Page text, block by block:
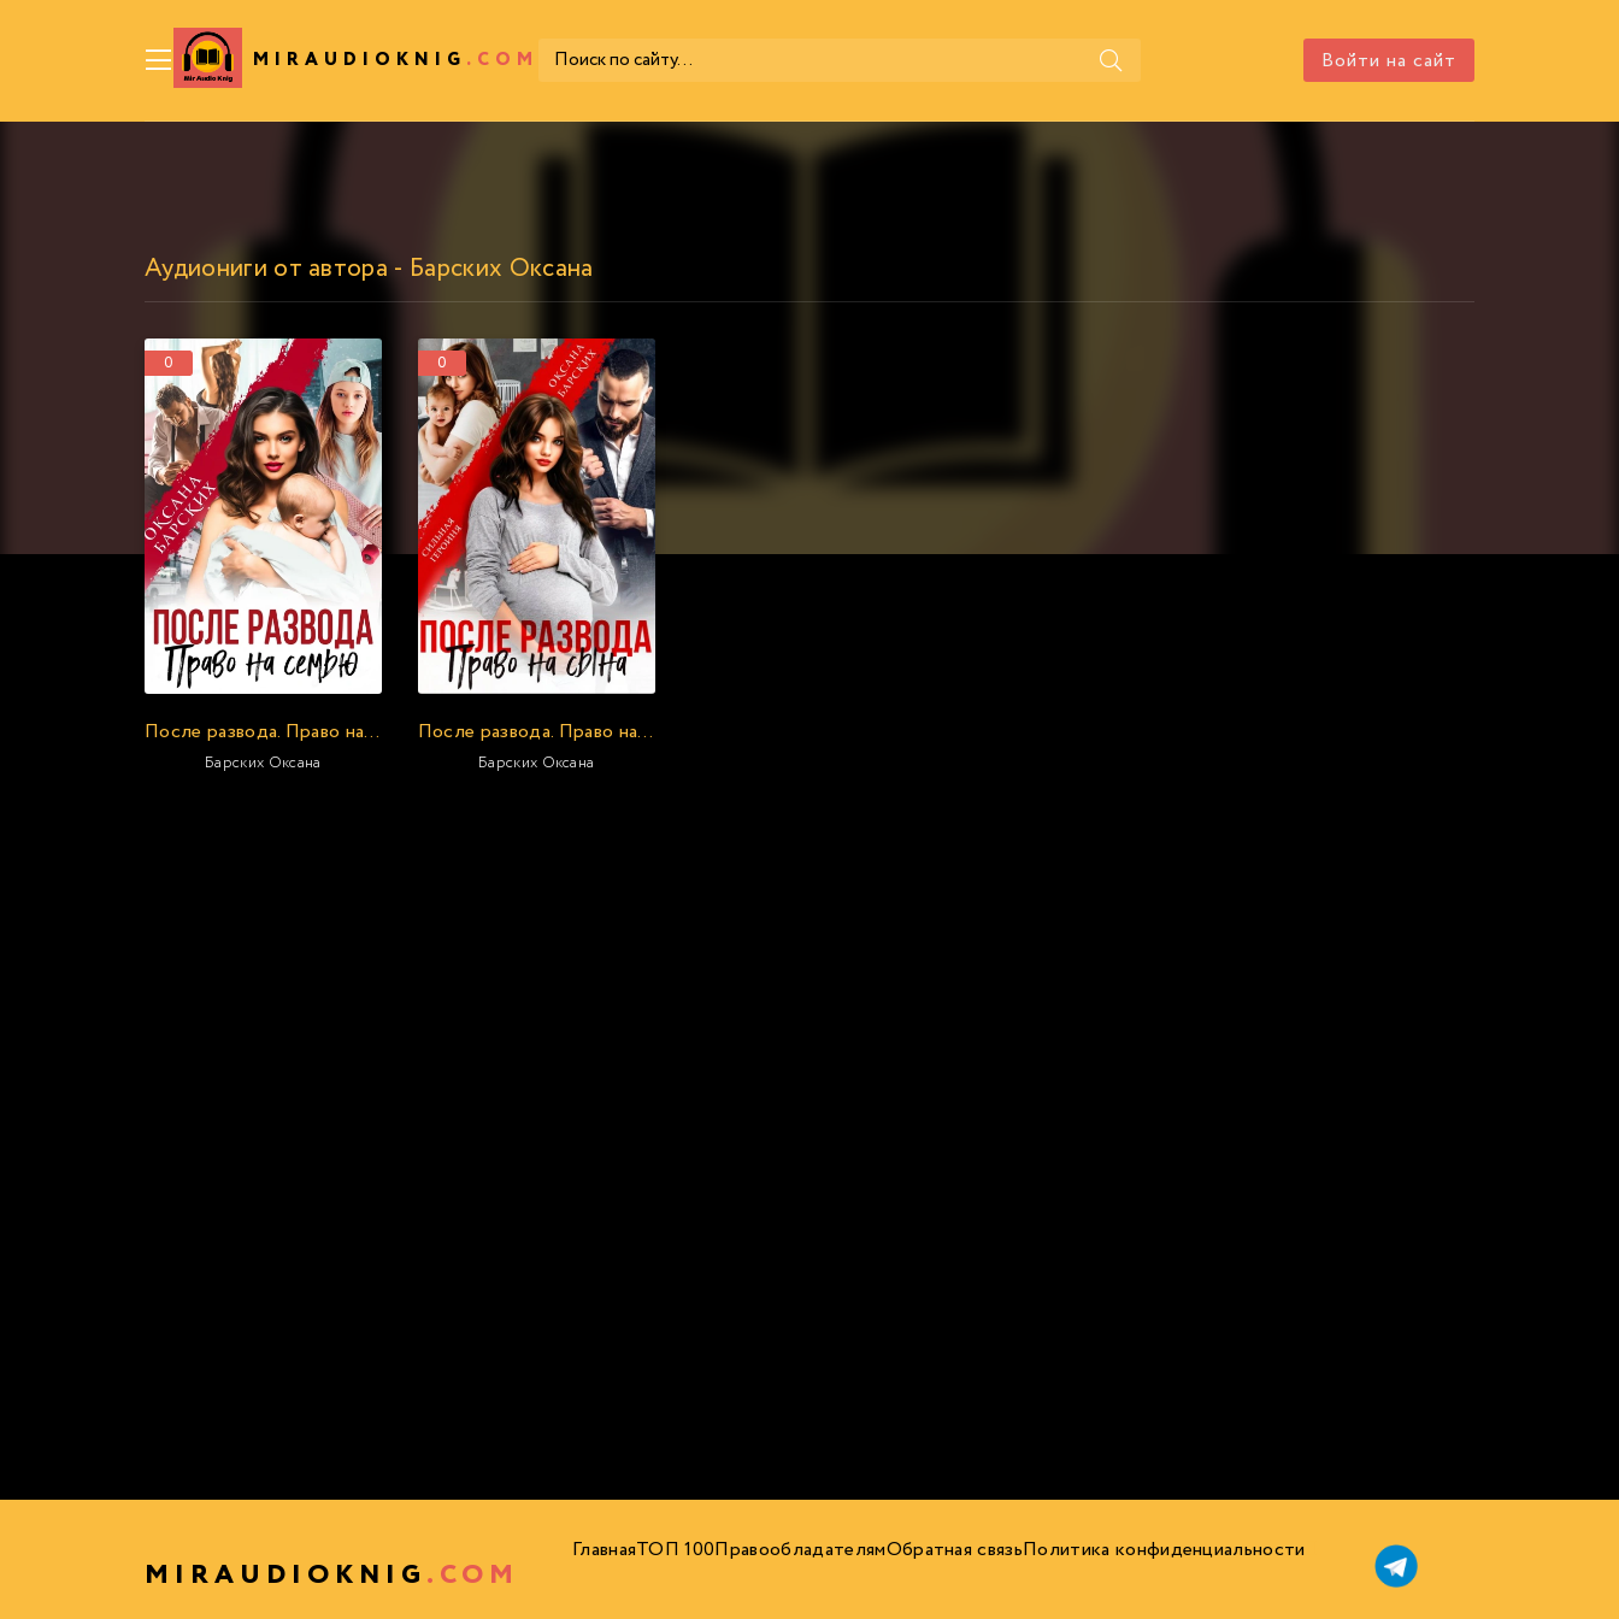
MIRAUDIOKNIG .COM Войти на сайт
Аудиониги от автора - Барских Оксана
0
После развода. Право на семью
Барских Оксана
0
После развода. Право на сына
Барских Оксана
MIRAUDIOKNIG .COM
ГлавнаяТОП 100ПравообладателямОбратная связьПолитика конфиденциальности